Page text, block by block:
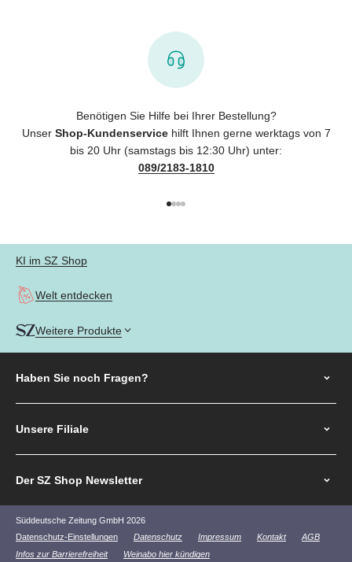
Benötigen Sie Hilfe bei Ihrer Bestellung?
Unser Shop-Kundenservicehilft Ihnen gerne werktags von 7
bis 20 Uhr (samstags bis 12:30 Uhr) unter:
089/2183-1810
KI im SZ Shop
Welt entdecken
Weitere Produkte
Haben Sie noch Fragen?
Unsere Filiale
Der SZ Shop Newsletter
Süddeutsche Zeitung GmbH 2026
Datenschutz-Einstellungen
Datenschutz Impressum Kontakt
AGB
Infos zur Barrierefreiheit
Weinabo hier kündigen